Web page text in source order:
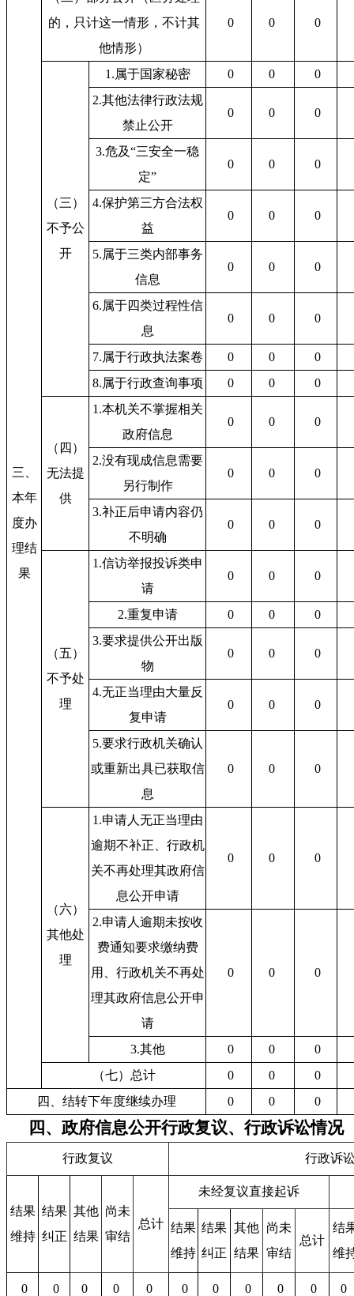
三、
本年
度办
理结
果
的，只计这一情形，不计其
他情形）
0 0 0
（三）
不予公
开
1.属于国家秘密 0 0
0
2.其他法律行政法规
禁止公开
0 0 0
3.危及“三安全一稳
定”
0 0 0
4.保护第三方合法权
益
0 0 0
5.属于三类内部事务
信息
0 0 0
6.属于四类过程性信
息
0 0 0
7.属于行政执法案卷 0 0
0
8.属于行政查询事项
0 0 0
（四）
无法提
供
1.本机关不掌握相关
政府信息
0 0 0
2.没有现成信息需要
另行制作
0 0 0
3.补正后申请内容仍
不明确
0 0 0
（五）
不予处
理
1.信访举报投诉类申
请
0 0 0
2.重复申请 0 0
0
3.要求提供公开出版
物
0 0 0
4.无正当理由大量反
复申请
0 0 0
5.要求行政机关确认
或重新出具已获取信
息
0 0 0
（六）
其他处
理
1.申请人无正当理由
逾期不补正、行政机
关不再处理其政府信
息公开申请
0 0 0
2.申请人逾期未按收
费通知要求缴纳费
用、行政机关不再处
理其政府信息公开申
请
0 0 0
3.其他 0 0
0
（七）总计
0 0
0
四、结转下年度继续办理
0 0 0
四、政府信息公开行政复议、行政诉讼情况
行政复议 行政诉
结果
维持
结果
纠正
其他
结果
尚未
审结
总计
未经复议直接起诉
结果
维持
结果
纠正
其他
结果
尚未
审结
总计
结
维
0 0 0 0 0 0 0 0 0 0 0